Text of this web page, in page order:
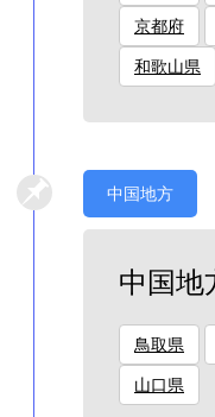
京都府
和歌山県
中国地方
中国地
鳥取県
山口県